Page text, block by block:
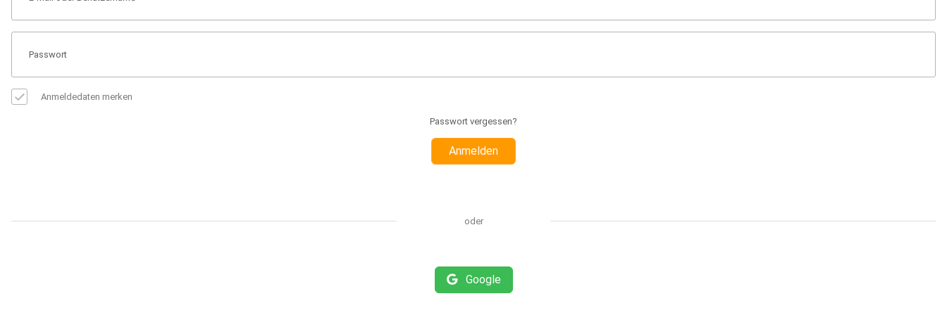
Anmeldedaten merken
Passwort vergessen?
Anmelden
oder
Google